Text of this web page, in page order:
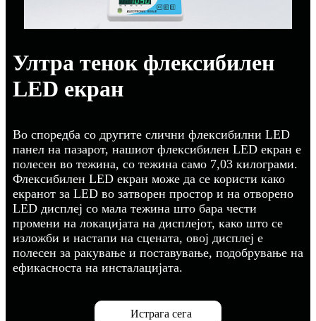
Ултра тенок флексибилен
LED екран
Во споредба со другите слични флексибилни LED
панел на пазарот, нашиот флексибилен LED екран е
полесен во тежина, со тежина само 7,03 килограми.
Флексибилен LED екран може да се користи како
екранот за LED во затворен простор и на отворено
LED дисплеј со мала тежина што бара чести
промени на локацијата на дисплејот, како што се
изложби и настапи на сцената, овој дисплеј е
полесен за ракување и поставување, подобрување на
ефикасноста на инсталацијата.
Истрага сега